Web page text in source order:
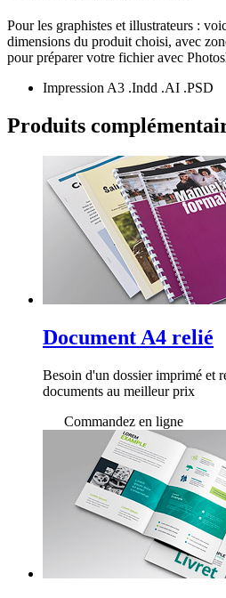
Pour les graphistes et illustrateurs :
dimensions du produit choisi, avec
pour préparer votre fichier avec
Impression A3 .Indd .AI .PSD
Produits
Document A4 relié
Besoin d'un dossier imprimé et
documents au meilleur prix
Commandez en ligne